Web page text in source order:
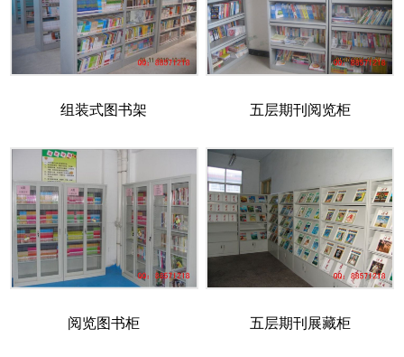
组装式图书架 五层期刊阅览柜
阅览图书柜 五层期刊展藏柜